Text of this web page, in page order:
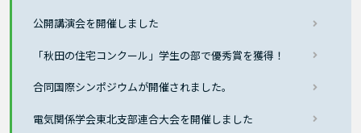
公開講演会を開催しました
「秋田の住宅コンクール」学生の部で優秀賞を獲得！
合同国際シンポジウムが開催されました。
電気関係学会東北支部連合大会を開催しました